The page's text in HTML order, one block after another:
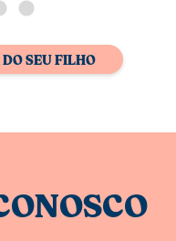
SEU FILHO